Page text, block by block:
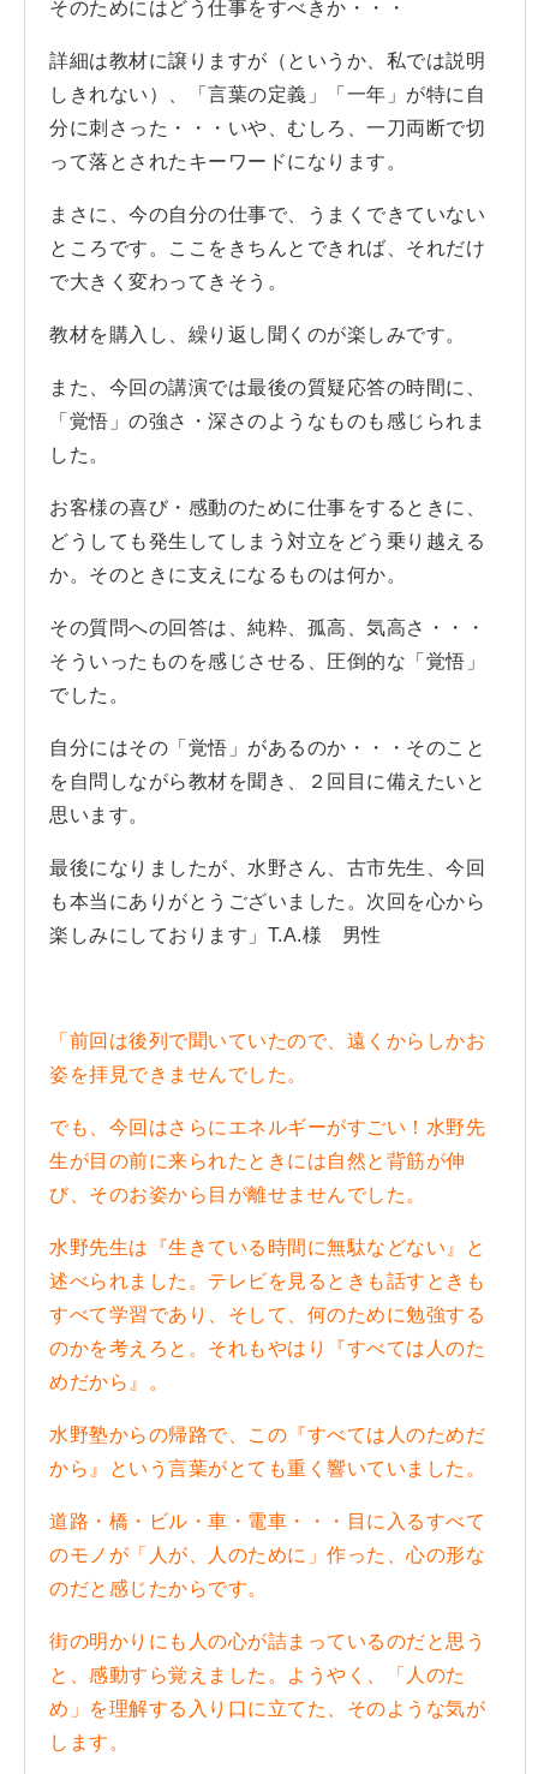
そのためにはどう仕事をすべきか・・・
詳細は教材に譲りますが（というか、私では説明
しきれない）、「言葉の定義」「一年」が特に自
分に刺さった・・・いや、むしろ、一刀両断で切
って落とされたキーワードになります。
まさに、今の自分の仕事で、うまくできていない
ところです。ここをきちんとできれば、それだけ
で大きく変わってきそう。
教材を購入し、繰り返し聞くのが楽しみです。
また、今回の講演では最後の質疑応答の時間に、
「覚悟」の強さ・深さのようなものも感じられま
した。
お客様の喜び・感動のために仕事をするときに、
どうしても発生してしまう対立をどう乗り越える
か。そのときに支えになるものは何か。
その質問への回答は、純粋、孤高、気高さ・・・
そういったものを感じさせる、圧倒的な「覚悟」
でした。
自分にはその「覚悟」があるのか・・・そのこと
を自問しながら教材を聞き、２回目に備えたいと
思います。
最後になりましたが、水野さん、古市先生、今回
も本当にありがとうございました。次回を心から
楽しみにしております」T.A.様 男性
「前回は後列で聞いていたので、遠くからしかお
姿を拝見できませんでした。
でも、今回はさらにエネルギーがすごい！水野先
生が目の前に来られたときには自然と背筋が伸
び、そのお姿から目が離せませんでした。
水野先生は『生きている時間に無駄などない』と
述べられました。テレビを見るときも話すときも
すべて学習であり、 そして、何のために勉強する
のかを考えろと。それもやはり『すべては人のた
めだから』。
水野塾からの帰路で、この『すべては人のためだ
から』という言葉がとても重く響いていました。
道路・橋・ビル・車・電車・・・目に入るすべて
のモノが「人が、人のために」作った、心の形な
のだと感じたからです。
街の明かりにも人の心が詰まっているのだと思う
と、感動すら覚えました。ようやく、「人のた
め」を理解する入り口に立てた、そのような気が
します。